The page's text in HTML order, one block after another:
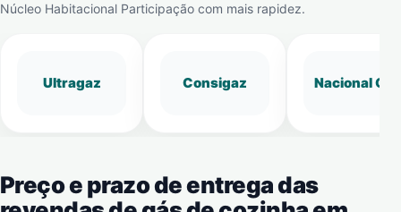
Núcleo Habitacional Participação com mais rapidez.
Ultragaz Consigaz Nacional Gás
Preço e prazo de entrega das